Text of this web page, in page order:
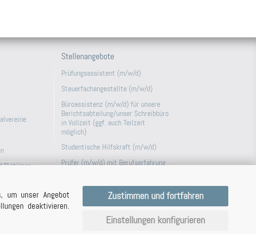
um unser Angebot
deaktivieren.
Zustimmen und fortfahren
Einstellungen konfigurieren
Bistümer
Stellenangebote
Prüfungsassistent (m/w/d)
Steuerfachangestellte (m/w/d)
Büroassistenz (m/w/d) für unsere
Berichtsabteilung/unser Schreibbüro
in Vollzeit (ggf. auch Teilzeit
möglich)
Studentische Hilfskraft (m/w/d)
Prüfer (m/w/d) mit Berufserfahrung
Masterstudiengang Auditing, Finance
and Taxation
Praktikum bei der BPG
Wirtschaftsprüfungsgesellschaft im